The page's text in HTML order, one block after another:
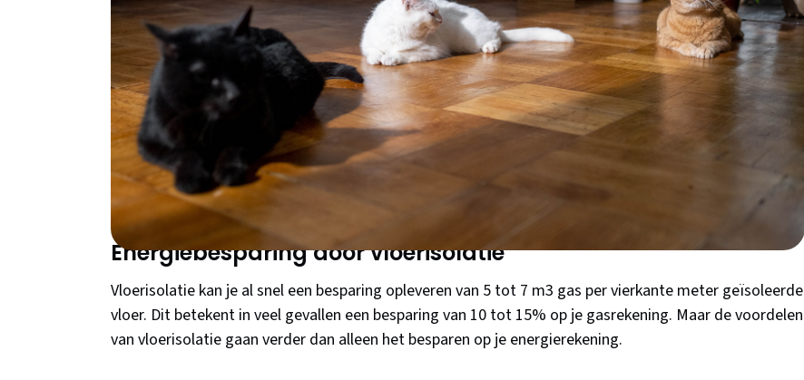
Wat is vloerisolatie?
Bij vloerisolatie draait alles om het verhogen van de efficiëntie van je huis. Door de vloer van je woning
te isoleren, verminder je de hoeveelheid warmte die verloren gaat door de vloer en naar de
onderliggende kruipruimte of buitenomgeving. Dit betekent dat je minder energie hoeft te gebruiken
om je huis te verwarmen, wat leidt tot lagere energierekeningen.
Vloerisolatie is niet alleen goed voor je portemonnee, maar kan ook eenvoudig zelf worden
aangebracht. Het resultaat is een meer energiezuinig, comfortabel en duurzaam huis.
Energiebesparing door vloerisolatie
Vloerisolatie kan je al snel een besparing opleveren van 5 tot 7 m3 gas per vierkante meter geïsoleerde
vloer. Dit betekent in veel gevallen een besparing van 10 tot 15% op je gasrekening. Maar de voordelen
van vloerisolatie gaan verder dan alleen het besparen op je energierekening.